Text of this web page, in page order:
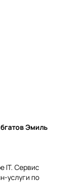
Эмиль
IT. Сервис
услуги по